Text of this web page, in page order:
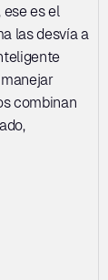
es el
las desvía a
combinan